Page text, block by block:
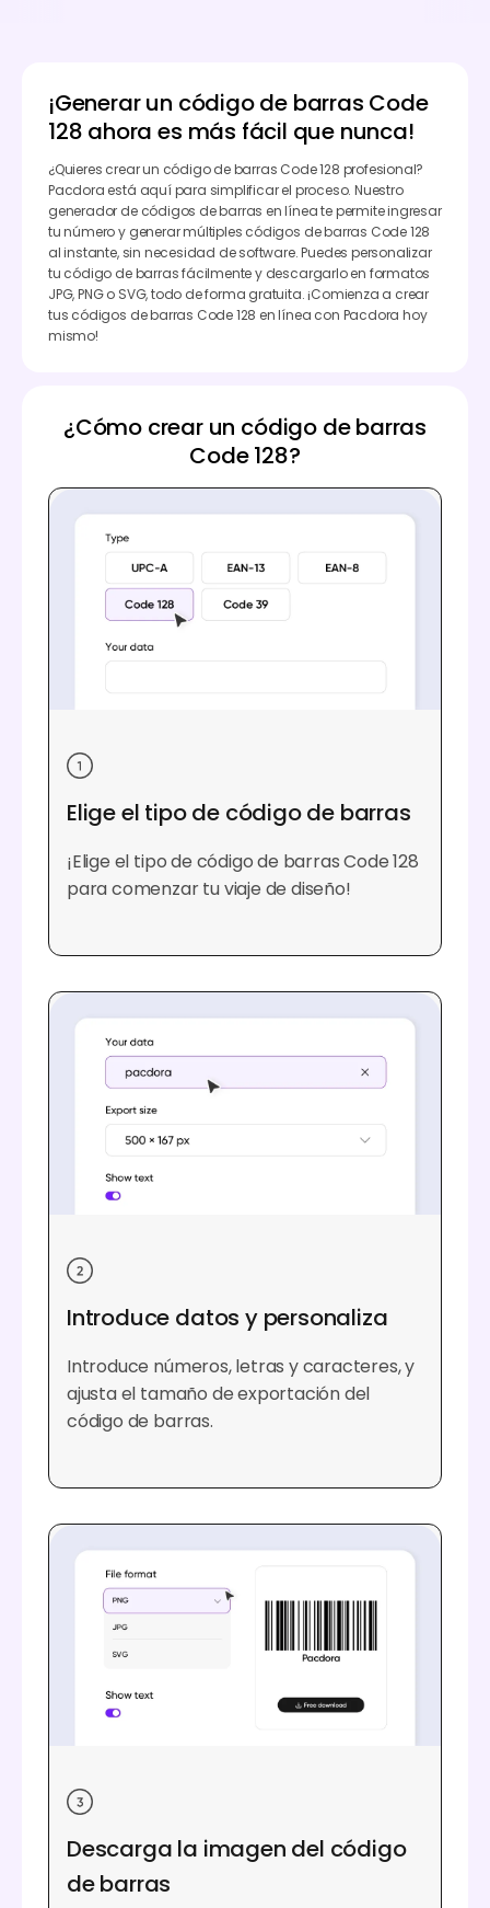
¡Generar un código de barras Code
128 ahora es más fácil que nunca!
¿Quieres crear un código de barras Code 128 profesional?
Pacdora está aquí para simplificar el proceso. Nuestro
generador de códigos de barras en línea te permite ingresar
tu número y generar múltiples códigos de barras Code 128
al instante, sin necesidad de software. Puedes personalizar
tu código de barras fácilmente y descargarlo en formatos
JPG, PNG o SVG, todo de forma gratuita. ¡Comienza a crear
tus códigos de barras Code 128 en línea con Pacdora hoy
mismo!
¿Cómo crear un código de barras
Code 128?
Elige el tipo de código de barras
¡Elige el tipo de código de barras Code 128
para comenzar tu viaje de diseño!
Introduce datos y personaliza
Introduce números, letras y caracteres, y
ajusta el tamaño de exportación del
código de barras.
Descarga la imagen del código
de barras